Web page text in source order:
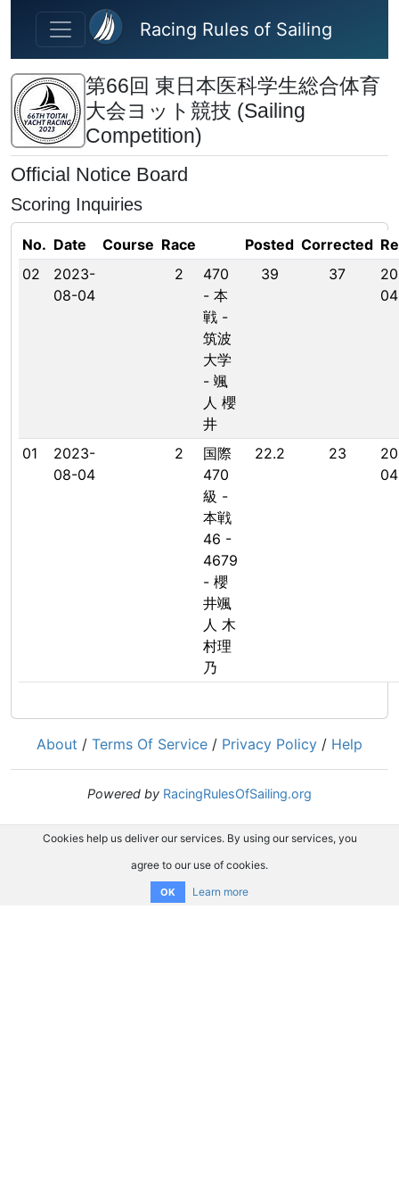
Skip to main content
Racing Rules of Sailing
第66回 東日本医科学生総合体育
大会ヨット競技 (Sailing
Competition)
Official Notice Board
Scoring Inquiries
No. Date Course Race Posted Corrected
02
2023-
08-04
2
470
- 本
戦 -
筑波
大学
- 颯
人 櫻
井
39 37
01
2023-
08-04
2
国際
470
級 -
本戦
46 -
4679
- 櫻
井颯
人 木
村理
乃
22.2 23
About / Terms Of Service / Privacy Policy / Help
Powered by RacingRulesOfSailing.org
Cookies help us deliver our services. By using our services, you
agree to our use of cookies.
OK Learn more